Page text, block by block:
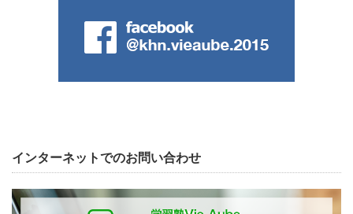
インターネットでのお問い合わせ